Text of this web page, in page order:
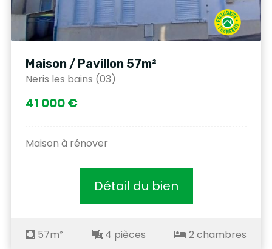
Maison / Pavillon 57m²
Neris les bains (03)
41 000 €
Maison à rénover
Détail du bien
57m² 4 pièces 2 chambres